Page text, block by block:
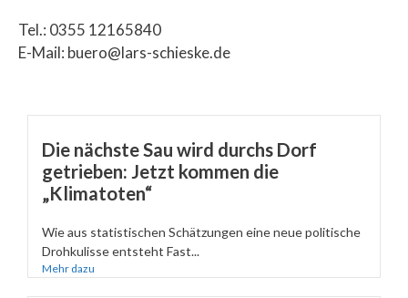
Tel.: 0355 12165840
E-Mail: buero@lars-schieske.de
Die nächste Sau wird durchs Dorf
getrieben: Jetzt kommen die
„Klimatoten“
Wie aus statistischen Schätzungen eine neue politische
Drohkulisse entsteht Fast...
Mehr dazu